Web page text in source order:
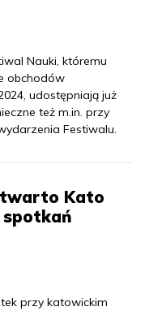
Nauki, któremu
obchodów
udostępniają już
też m.in. przy
Festiwalu.
Kato
spotkań
przy katowickim